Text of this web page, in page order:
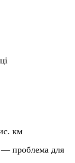
км
— проблема для